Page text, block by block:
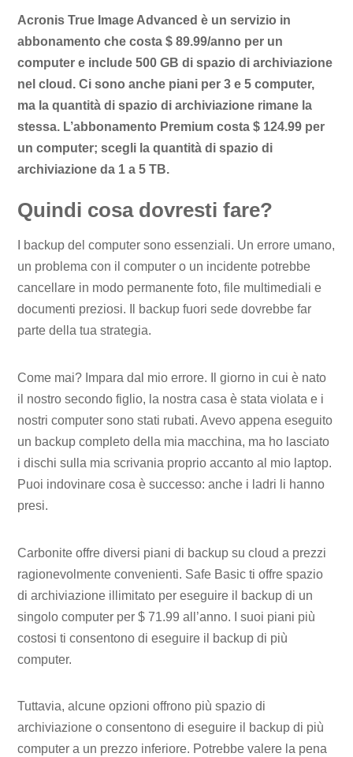
Acronis True Image Advanced è un servizio in
abbonamento che costa $ 89.99/anno per un
computer e include 500 GB di spazio di archiviazione
nel cloud. Ci sono anche piani per 3 e 5 computer,
ma la quantità di spazio di archiviazione rimane la
stessa. L’abbonamento Premium costa $ 124.99 per
un computer; scegli la quantità di spazio di
archiviazione da 1 a 5 TB.
Quindi cosa dovresti fare?
I backup del computer sono essenziali. Un errore umano,
un problema con il computer o un incidente potrebbe
cancellare in modo permanente foto, file multimediali e
documenti preziosi. Il backup fuori sede dovrebbe far
parte della tua strategia.
Come mai? Impara dal mio errore. Il giorno in cui è nato
il nostro secondo figlio, la nostra casa è stata violata e i
nostri computer sono stati rubati. Avevo appena eseguito
un backup completo della mia macchina, ma ho lasciato
i dischi sulla mia scrivania proprio accanto al mio laptop.
Puoi indovinare cosa è successo: anche i ladri li hanno
presi.
Carbonite offre diversi piani di backup su cloud a prezzi
ragionevolmente convenienti. Safe Basic ti offre spazio
di archiviazione illimitato per eseguire il backup di un
singolo computer per $ 71.99 all’anno. I suoi piani più
costosi ti consentono di eseguire il backup di più
computer.
Tuttavia, alcune opzioni offrono più spazio di
archiviazione o consentono di eseguire il backup di più
computer a un prezzo inferiore. Potrebbe valere la pena